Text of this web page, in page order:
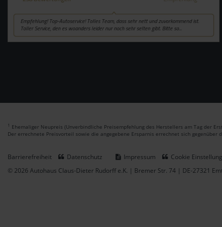
1 Ehemaliger Neupreis (Unverbindliche Preisempfehlung des Herstellers am Tag der
Der errechnete Preisvorteil sowie die angegebene Ersparnis errechnet sich
Barrierefreiheit Datenschutz Impressum
Cookie
© 2026 Autohaus Claus-Dieter Rudorff e.K. | Bremer Str. 74 | DE-27321